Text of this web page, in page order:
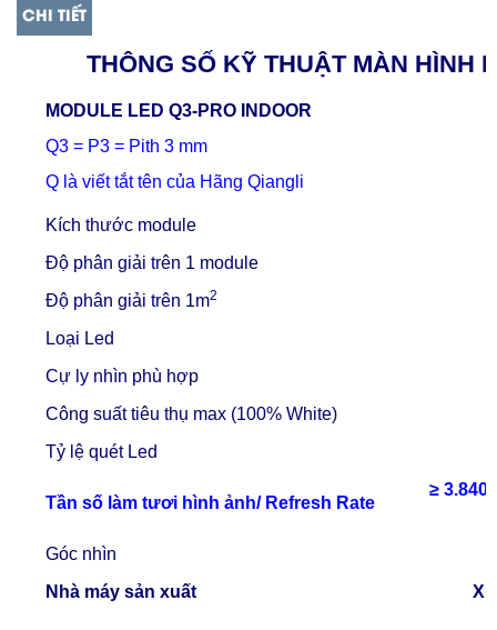
CHI TIẾT
THÔNG SỐ KỸ THUẬT MÀN HÌNH
MODULE LED Q3-PRO INDOOR
Q3 = P3 = Pith 3 mm
Q là viết tắt tên của Hãng Qiangli
Kích thước module
Độ phân giải trên 1 module
Độ phân giải trên 1m2
Loại Led
Cự ly nhìn phù hợp
Công suất tiêu thụ max (100% White)
Tỷ lệ quét Led
Tần số làm tươi hình ảnh/ Refresh Rate
≥
Góc nhìn
Nhà máy sản xuất